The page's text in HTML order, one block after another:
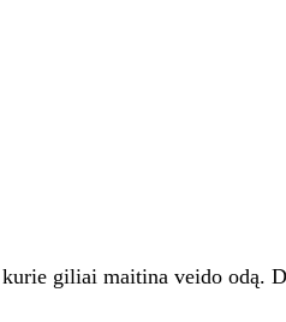
giliai maitina veido odą.